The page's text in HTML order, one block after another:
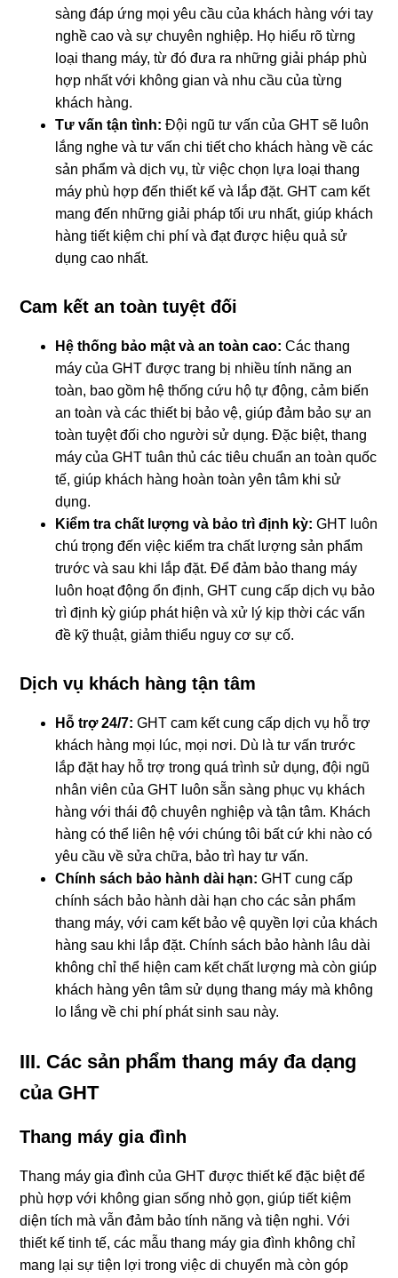
sàng đáp ứng mọi yêu cầu của khách hàng với tay
nghề cao và sự chuyên nghiệp. Họ hiểu rõ từng
loại thang máy, từ đó đưa ra những giải pháp phù
hợp nhất với không gian và nhu cầu của từng
khách hàng.
Tư vấn tận tình: Đội ngũ tư vấn của GHT sẽ luôn
lắng nghe và tư vấn chi tiết cho khách hàng về các
sản phẩm và dịch vụ, từ việc chọn lựa loại thang
máy phù hợp đến thiết kế và lắp đặt. GHT cam kết
mang đến những giải pháp tối ưu nhất, giúp khách
hàng tiết kiệm chi phí và đạt được hiệu quả sử
dụng cao nhất.
Cam kết an toàn tuyệt đối
Hệ thống bảo mật và an toàn cao: Các thang
máy của GHT được trang bị nhiều tính năng an
toàn, bao gồm hệ thống cứu hộ tự động, cảm biến
an toàn và các thiết bị bảo vệ, giúp đảm bảo sự an
toàn tuyệt đối cho người sử dụng. Đặc biệt, thang
máy của GHT tuân thủ các tiêu chuẩn an toàn quốc
tế, giúp khách hàng hoàn toàn yên tâm khi sử
dụng.
Kiểm tra chất lượng và bảo trì định kỳ: GHT luôn
chú trọng đến việc kiểm tra chất lượng sản phẩm
trước và sau khi lắp đặt. Để đảm bảo thang máy
luôn hoạt động ổn định, GHT cung cấp dịch vụ bảo
trì định kỳ giúp phát hiện và xử lý kịp thời các vấn
đề kỹ thuật, giảm thiểu nguy cơ sự cố.
Dịch vụ khách hàng tận tâm
Hỗ trợ 24/7: GHT cam kết cung cấp dịch vụ hỗ trợ
khách hàng mọi lúc, mọi nơi. Dù là tư vấn trước
lắp đặt hay hỗ trợ trong quá trình sử dụng, đội ngũ
nhân viên của GHT luôn sẵn sàng phục vụ khách
hàng với thái độ chuyên nghiệp và tận tâm. Khách
hàng có thể liên hệ với chúng tôi bất cứ khi nào có
yêu cầu về sửa chữa, bảo trì hay tư vấn.
Chính sách bảo hành dài hạn: GHT cung cấp
chính sách bảo hành dài hạn cho các sản phẩm
thang máy, với cam kết bảo vệ quyền lợi của khách
hàng sau khi lắp đặt. Chính sách bảo hành lâu dài
không chỉ thể hiện cam kết chất lượng mà còn giúp
khách hàng yên tâm sử dụng thang máy mà không
lo lắng về chi phí phát sinh sau này.
III. Các sản phẩm thang máy đa dạng
của GHT
Thang máy gia đình
Thang máy gia đình của GHT được thiết kế đặc biệt để
phù hợp với không gian sống nhỏ gọn, giúp tiết kiệm
diện tích mà vẫn đảm bảo tính năng và tiện nghi. Với
thiết kế tinh tế, các mẫu thang máy gia đình không chỉ
mang lại sự tiện lợi trong việc di chuyển mà còn góp